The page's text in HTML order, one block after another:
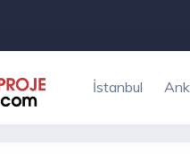
İstanbul